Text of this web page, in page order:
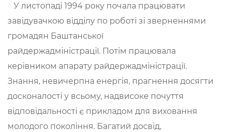
У листопаді 1994 року почала працювати
завідувачкою відділу по роботі зі зверненнями
громадян Баштанської
райдержадміністрації. Потім працювала
керівником апарату райдержадміністрації.
Знання, невичерпна енергія, прагнення досягти
досконалості у всьому, надвисоке почуття
відповідальності є прикладом для виховання
молодого покоління. Багатий досвід,